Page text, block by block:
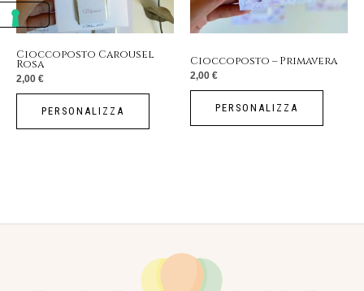
Cioccoposto Carousel
Rosa
2,00 €
PERSONALIZZA
Cioccoposto – Primavera
2,00 €
PERSONALIZZA